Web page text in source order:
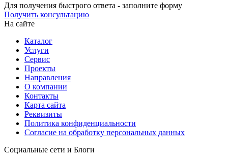
Для получения быстрого ответа - заполните форму
Получить консультацию
На сайте
Каталог
Услуги
Сервис
Проекты
Направления
О компании
Контакты
Карта сайта
Реквизиты
Политика конфиденциальности
Согласие на обработку персональных данных
Социальные сети и Блоги